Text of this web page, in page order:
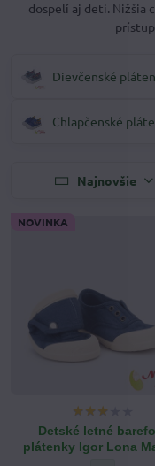
dospelí aj deti. Nižšia
Dievčenské
Chlapčenské
Najnovšie
NOVINKA
Detské letné
plátenky Igor Lona